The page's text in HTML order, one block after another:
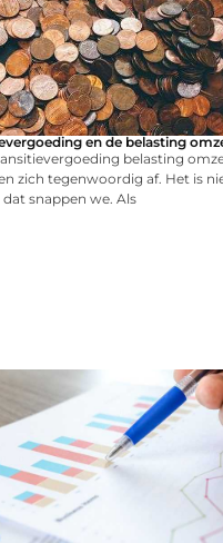
en de belasting
belasting
zich tegenwoordig af. Het is
snappen we. Als